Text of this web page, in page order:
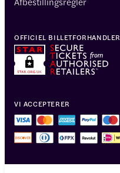
VI ACCEPTERER
OFFICIEL BILLETFORHANDLER